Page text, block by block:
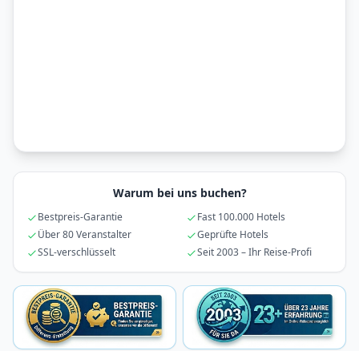
Warum bei uns buchen?
Bestpreis-Garantie
Fast 100.000 Hotels
Über 80 Veranstalter
Geprüfte Hotels
SSL-verschlüsselt
Seit 2003 – Ihr Reise-Profi